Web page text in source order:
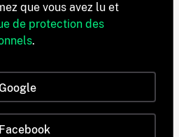
que vous avez lu et
de protection des
.